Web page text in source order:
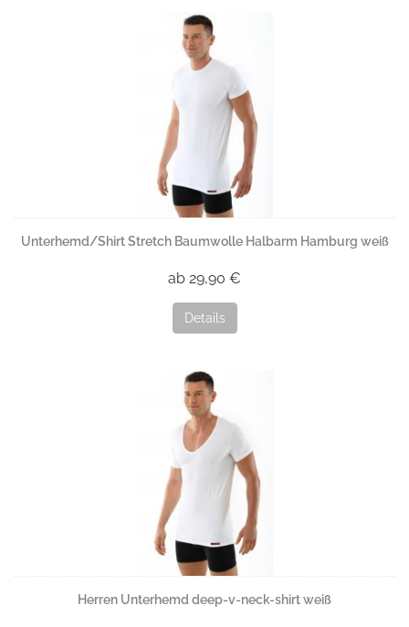
Unterhemd/Shirt Stretch Baumwolle Halbarm Hamburg weiß
ab 29,90 €
Details
Herren Unterhemd deep-v-neck-shirt weiß